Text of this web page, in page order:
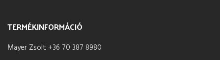
TERMÉKINFORMÁCIÓ
Mayer Zsolt +36 70 387 8980